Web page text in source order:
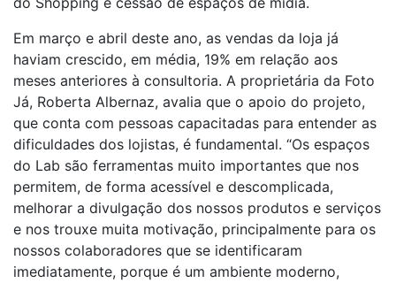
Em março e abril deste ano, as vendas da loja já
haviam crescido, em média, 19% em relação aos
meses anteriores à consultoria. A proprietária da Foto
Já, Roberta Albernaz, avalia que o apoio do projeto,
que conta com pessoas capacitadas para entender as
dificuldades dos lojistas, é fundamental. “Os espaços
do Lab são ferramentas muito importantes que nos
permitem, de forma acessível e descomplicada,
melhorar a divulgação dos nossos produtos e serviços
e nos trouxe muita motivação, principalmente para os
nossos colaboradores que se identificaram
imediatamente, porque é um ambiente moderno,